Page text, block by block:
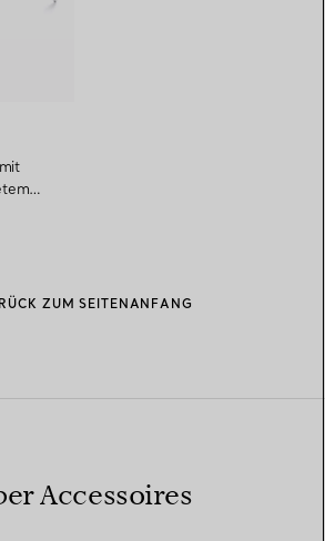
ZUM SEITENANFANG
Accessoires